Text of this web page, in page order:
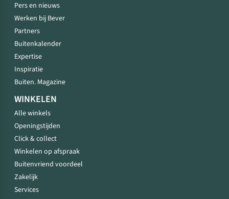
Pers en nieuws
Werken bij Bever
Partners
Buitenkalender
Expertise
Inspiratie
Buiten. Magazine
WINKELEN
Alle winkels
Openingstijden
Click & collect
Winkelen op afspraak
Buitenvriend voordeel
Zakelijk
Services